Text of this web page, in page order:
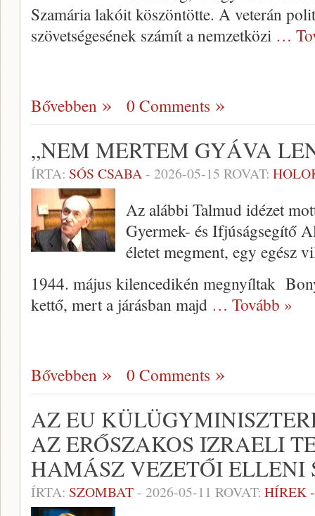
Szamária lakóit köszöntötte. A veterán
szövetségesének számít a nemzetközi …
Bővebben 0 Comments
„NEM MERTEM GYÁVA
ÍRTA: SÓS CSABA- 2026-05-15 ROVAT:
Az alábbi Talmud idézet
Gyermek- és Ifjúságsegítő
életet megment, egy egész
1944. május kilencedikén megnyíltak
kettő, mert a járásban majd … Tovább »
Bővebben 0 Comments
AZ EU
AZ ERŐSZAKOS IZRAELI
HAMÁSZ VEZETŐI ELLENI
ÍRTA: SZOMBAT- 2026-05-11 ROVAT: HÍREK